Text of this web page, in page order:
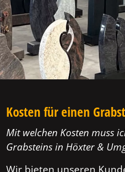
Kosten für einen
Mit welchen Kosten muss
Grabsteins in Höxter &
Wir bieten unseren